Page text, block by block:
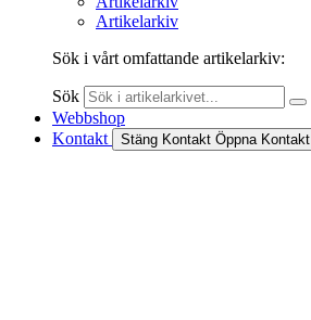
Artikelarkiv
Sök i vårt omfattande artikelarkiv:
Sök
Webbshop
Kontakt
Stäng Kontakt Öppna Kontakt